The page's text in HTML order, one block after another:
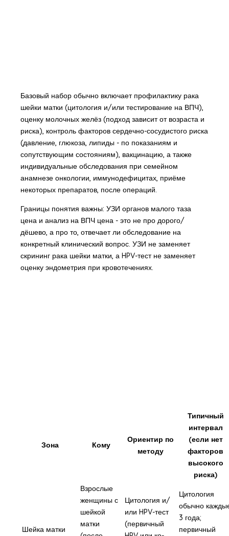
Базовый набор обычно включает профилактику рака
шейки матки (цитология и/или тестирование на ВПЧ),
оценку молочных желёз (подход зависит от возраста и
риска), контроль факторов сердечно-сосудистого риска
(давление, глюкоза, липиды - по показаниям и
сопутствующим состояниям), вакцинацию, а также
индивидуальные обследования при семейном
анамнезе онкологии, иммунодефицитах, приёме
некоторых препаратов, после операций.
Границы понятия важны: УЗИ органов малого таза
цена и анализ на ВПЧ цена - это не про дорого/
дёшево, а про то, отвечает ли обследование на
конкретный клинический вопрос. УЗИ не заменяет
скрининг рака шейки матки, а HPV-тест не заменяет
оценку эндометрия при кровотечениях.
Зона Кому
Ориентир по
методу
Типичный
интервал
(если нет
факторов
высокого
риска)
Шейка матки
Взрослые
женщины с
шейкой
матки
Цитология и/
или HPV-тест
(первичный
Цитология
обычно
3 года;
первичный